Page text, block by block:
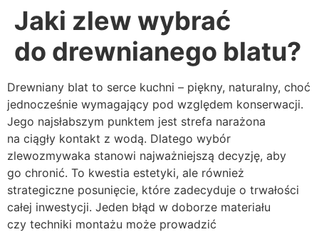
Jaki zlew wybrać
do drewnianego blatu?
Drewniany blat to serce kuchni – piękny, naturalny, choć
jednocześnie wymagający pod względem konserwacji.
Jego najsłabszym punktem jest strefa narażona
na ciągły kontakt z wodą. Dlatego wybór
zlewozmywaka stanowi najważniejszą decyzję, aby
go chronić. To kwestia estetyki, ale również
strategiczne posunięcie, które zadecyduje o trwałości
całej inwestycji. Jeden błąd w doborze materiału
czy techniki montażu może prowadzić